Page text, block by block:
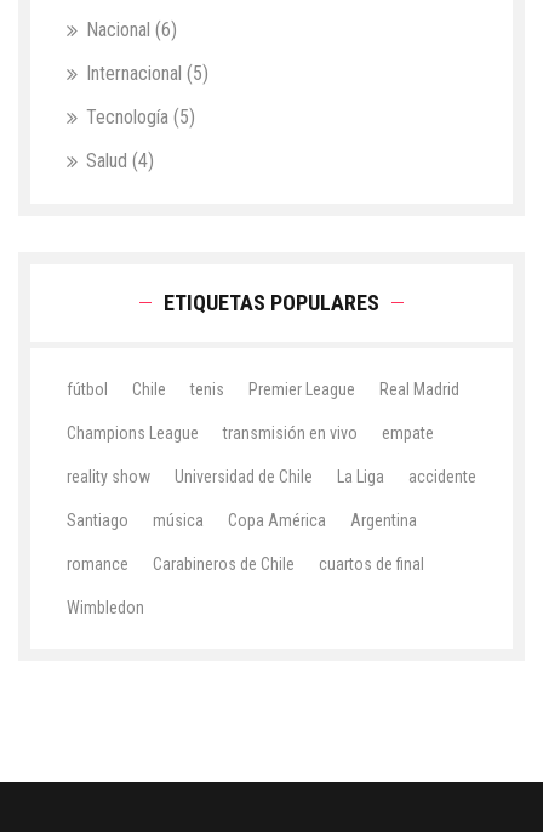
Nacional (6)
Internacional (5)
Tecnología (5)
Salud (4)
ETIQUETAS POPULARES
fútbol Chile tenis Premier League Real Madrid
Champions League transmisión en vivo empate
reality show Universidad de Chile La Liga accidente
Santiago música Copa América Argentina
romance Carabineros de Chile cuartos de final
Wimbledon